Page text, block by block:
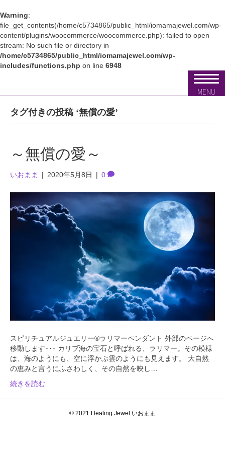
Warning:
file_get_contents(/home/c5734865/public_html/iomamajewel.com/wp-
content/plugins/woocommerce/woocommerce.php): failed to open
stream: No such file or directory in
/home/c5734865/public_html/iomamajewel.com/wp-
includes/functions.php on line 6948
MENU
タグ付きの投稿 ‘無償の愛’
～無償の愛～
いおまま | 2020年5月8日 | 0
スピリチュアルジュエリー®ラリマーペンダント 外部のページへ
移動します･･･ カリブ海の宝石と呼ばれる、ラリマー。その模様
は、海のようにも、空に浮かぶ雲のようにも見えます。 大自然
の恵みと言うにふさわしく、その自然を映し…
続きを読む
© 2021 Healing Jewel いおまま